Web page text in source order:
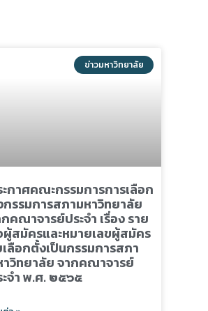
ข่าวมหาวิทยาลัย
กาศคณะกรรมการการเลือก
รรมการสภามหาวิทยาลัย
คณาจารย์ประจำ เรื่อง ราย
ผู้สมัครและหมายเลขผู้สมัคร
ลือกตั้งเป็นกรรมการสภา
าวิทยาลัย จากคณาจารย์
จำ พ.ศ. ๒๕๖๕